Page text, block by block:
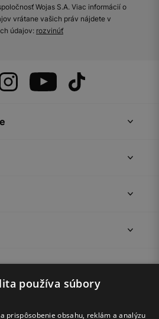
Wojas S.A. Viac informácií o
vrátane vašich práv nájdete v
údajov: rozvinúť
používa súbory
prispôsobenie obsahu, reklám a analýzu